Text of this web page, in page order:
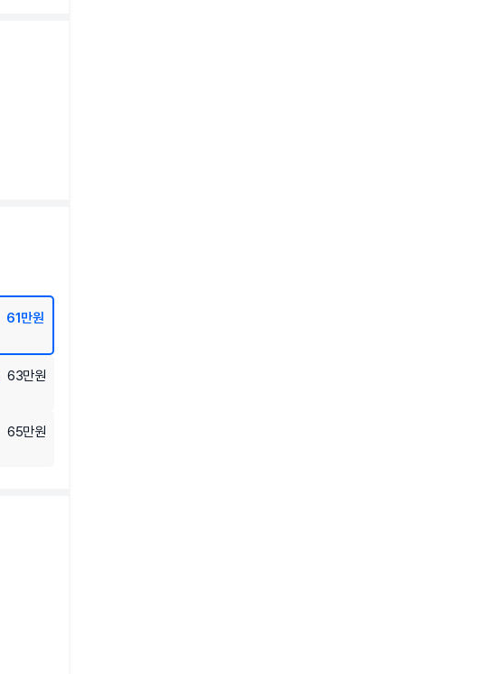
61만원
63만원
65만원